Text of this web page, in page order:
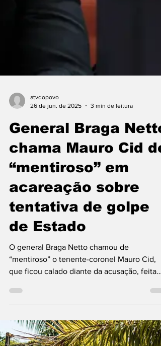
atvdopovo
26 de jun. de 2025
3 min de leitura
General Braga Netto
chama Mauro Cid de
“mentiroso” em
acareação sobre
tentativa de golpe
de Estado
“mentiroso” o tenente-coronel Mauro Cid,
que ficou calado diante da acusação, feita